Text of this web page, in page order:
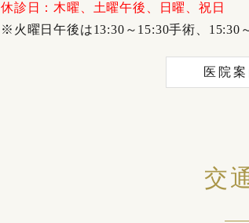
休診日：木曜、土曜午後、日曜、祝日
※火曜日午後は13:30～15:30手術、15:30
医院
交